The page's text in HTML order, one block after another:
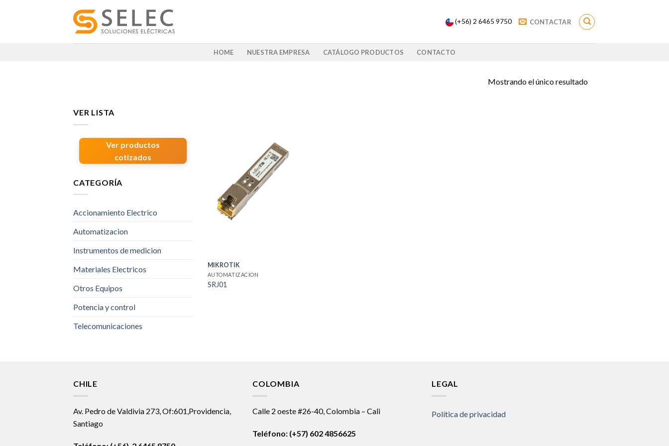
(+56) 2 6465 9750 CONTACTAR
HOME NUESTRA EMPRESA CATÁLOGO PRODUCTOS CONTACTO
Mostrando el único resultado
VER LISTA
Ver productos
cotizados
CATEGORÍA
Accionamiento Electrico
Automatizacion
Instrumentos de medicion
Materiales Electricos
Otros Equipos
Potencia y control
Telecomunicaciones
MIKROTIK
AUTOMATIZACION
SRJ01
CHILE
Av. Pedro de Valdivia 273, Of:601,Providencia,
Santiago
COLOMBIA
Calle 2 oeste #26-40, Colombia – Cali
Teléfono: (+57) 602 4856625
LEGAL
Política de privacidad